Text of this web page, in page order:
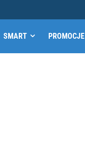
SMART PROMOCJE